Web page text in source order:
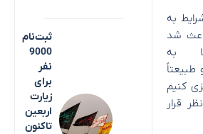
به
شد
به
طبیعتاً
کنیم
قرار
ثبت‌نام
9000
نفر
برای
زیارت
اربعین
تاکنون